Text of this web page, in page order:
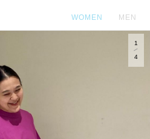
WOMEN MEN
1
4